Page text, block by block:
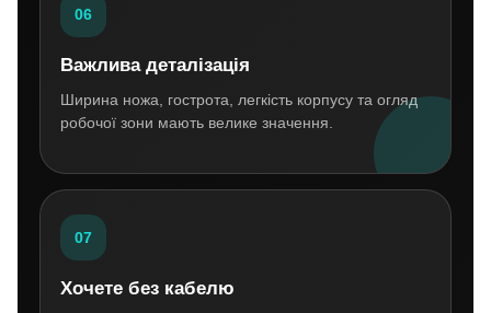
06
Важлива деталізація
Ширина ножа, гострота, легкість корпусу та огляд
робочої зони мають велике значення.
07
Хочете без кабелю